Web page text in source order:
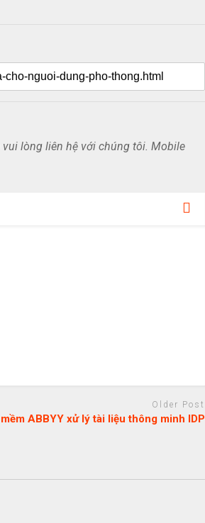
lòng liên hệ với chúng tôi. Mobile
Older Post
mềm ABBYY xử lý tài liệu thông minh IDP